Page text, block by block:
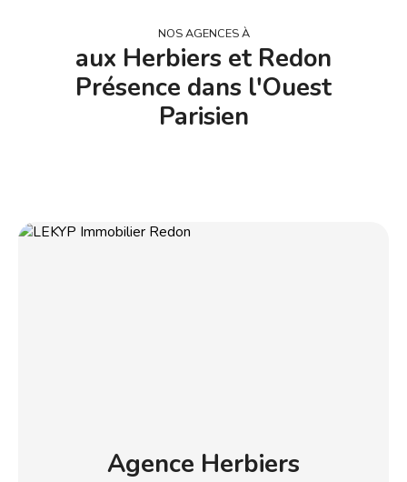
NOS AGENCES À
aux Herbiers et Redon
Présence dans l'Ouest
Parisien
Agence Herbiers